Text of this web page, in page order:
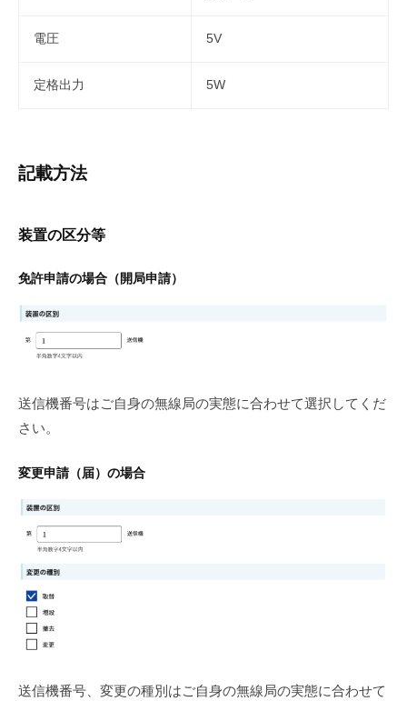
電圧 5V
定格出力 5W
記載方法
装置の区分等
免許申請の場合（開局申請）
送信機番号はご自身の無線局の実態に合わせて選択してくだ
さい。
変更申請（届）の場合
送信機番号、変更の種別はご自身の無線局の実態に合わせて